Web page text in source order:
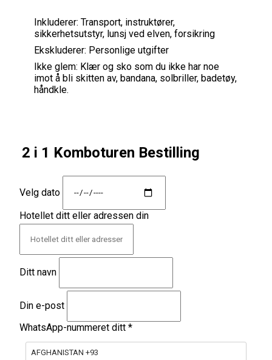
Inkluderer: Transport, instruktører,
sikkerhetsutstyr, lunsj ved elven, forsikring
Ekskluderer: Personlige utgifter
Ikke glem: Klær og sko som du ikke har noe
imot å bli skitten av, bandana, solbriller, badetøy,
håndkle.
2 i 1 Komboturen Bestilling
Velg dato
Hotellet ditt eller adressen din
Ditt navn
Din e-post
WhatsApp-nummeret ditt *
AFGHANISTAN +93